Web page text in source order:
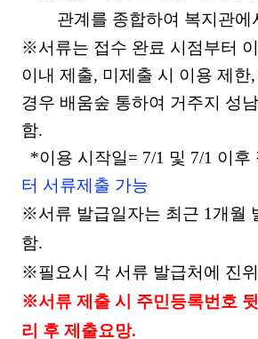
관계를 종합하여 복지관에
※서류는 접수 완료 시점부터
이내 제출, 미제출 시 이용 제한,
경우 배움숲 통하여 거주지 성
함.
*이용 시작일= 7/1 및 7/1 이후
터 서류제출 가능
※서류 발급일자는 최근 1 개월
함.
※필요시 각 서류 발급처에 진
※서류 제출 시 주민등록번호
리 후 제출요망.